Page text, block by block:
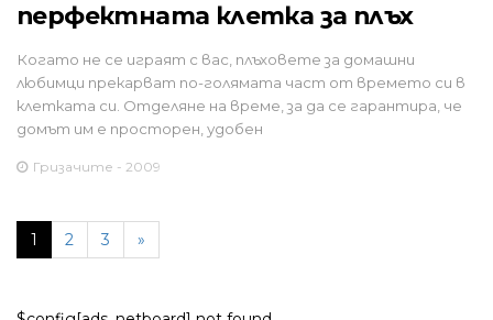
перфектната клетка за плъх
Когато не се играят с вас, плъховете за домашни
любимци прекарват по-голямата част от времето си в
клетката си. Отделяне на време, за да се гарантира, че
домът им е просторен, удобен
Гризачите - 2009
1 2 3 »